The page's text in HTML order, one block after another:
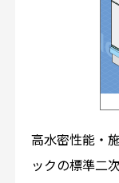
高水密性能・
ックの標準二